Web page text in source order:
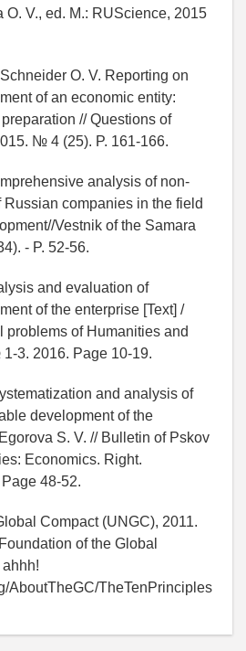
O. V., ed. M.: RUScience, 2015
O. V. Reporting on
of an economic entity:
// Questions of
№ 4 (25). P. 161-166.
analysis of non-
companies in the field
Vestnik of the Samara
- P. 52-56.
and evaluation of
of the enterprise [Text] /
problems of Humanities and
3. 2016. Page 10-19.
and analysis of
development of the
S. V. // Bulletin of Pskov
Economics. Right.
48-52.
Compact (UNGC), 2011.
of the Global
AboutTheGC/TheTenPrinciples